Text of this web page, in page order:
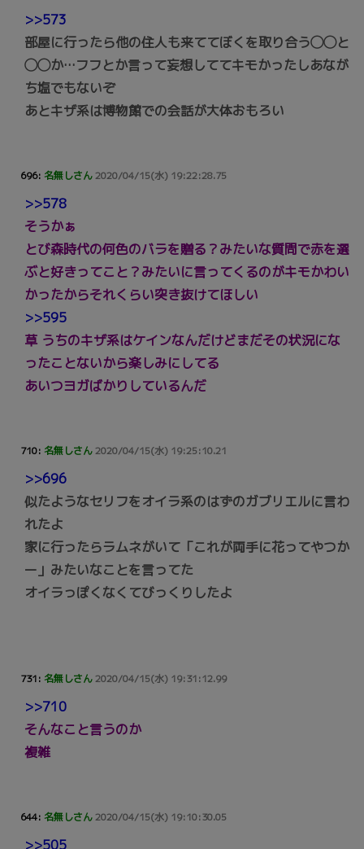
>>573
部屋に行ったら他の住人も来ててぼくを取り合う◯◯と
◯◯か…フフとか言って妄想しててキモかったしあなが
ち塩でもないぞ
あとキザ系は博物館での会話が大体おもろい
696: 名無しさん2020/04/15(水) 19:22:28.75
>>578
そうかぁ
とび森時代の何色のバラを贈る？みたいな質問で赤を選
ぶと好きってこと？みたいに言ってくるのがキモかわい
かったからそれくらい突き抜けてほしい
>>595
草 うちのキザ系はケインなんだけどまだその状況にな
ったことないから楽しみにしてる
あいつヨガばかりしているんだ
710: 名無しさん2020/04/15(水) 19:25:10.21
>>696
似たようなセリフをオイラ系のはずのガブリエルに言わ
れたよ
家に行ったらラムネがいて「これが両手に花ってやつか
ー」みたいなことを言ってた
オイラっぽくなくてびっくりしたよ
731: 名無しさん2020/04/15(水) 19:31:12.99
>>710
そんなこと言うのか
複雑
644: 名無しさん2020/04/15(水) 19:10:30.05
>>505